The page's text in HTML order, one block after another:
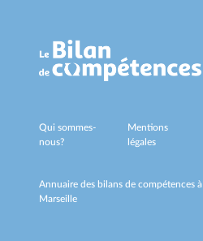
Qui sommes-
nous?
Mentions
légales
Annuaire des bilans de compétences à
Marseille